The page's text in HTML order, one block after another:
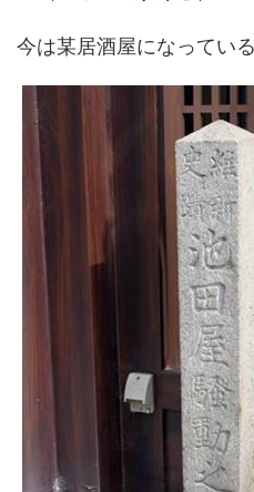
今は某居酒屋になっている